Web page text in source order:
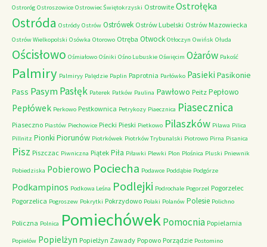
Ostroróg Ostroszowice Ostrowiec Świętokrzyski Ostrowite Ostrołęka
Ostróda Ostródy Ostrów Ostrówek Ostrów Lubelski Ostrów Mazowiecka
Ostrów Wielkopolski Osówka Otorowo Otręba Otwock Otłoczyn Owińsk Ołuda
Ościsłowo Ośmiałowo Ośniki Ośno Lubuskie Oświęcim Ożarów Pakość
Palmiry Palmiryy Palędzie Paplin Paprotnia Parłówko Pasieki Pasikonie
Pass PasymPasłęk Paterek Patków Paulina Pawłowo Peitz Pepłowo
Pepłówek Perkowo Pestkownica Petrykozy Piaecznica Piasecznica
Piaseczno Piastów Piechowice Piecki Pieski Pietkowo Pilaszków Pilawa Pilica
Pillnitz Pionki Piorunów Piotrkówek Piotrków Trybunalski Piotrowo Pirna Pisanica
Pisz Piszczac Piwniczna Piątek Piła Piławki Plewki Plon Plośnica Pluski Pniewnik
Pobiedziska Pobierowo Pociecha Podawce Poddąbie Podgórze
Podkampinos Podkowa Leśna Podlejki Podrochale Pogorzel Pogorzelec
Pogorzelica Pogroszew Pokrytki Pokrzydowo Polaki Polanów Polesie Polichno
Policzna Polnica PomiechówekPomocnia Popielarnia
Popielów Popielżyn Popielżyn Zawady Popowo Porządzie Postomino